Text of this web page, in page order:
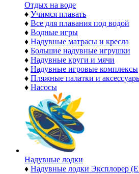
Отдых на воде
♦ Учимся плавать
♦ Все для плавания под водой
♦ Водные игры
♦ Надувные матрасы и кресла
♦ Большие надувные игрушки
♦ Надувные круги и мячи
♦ Надувные игровые комплексы
♦ Пляжные палатки и
♦ Насосы
Надувные лодки
♦ Надувные лодки Эксплорер